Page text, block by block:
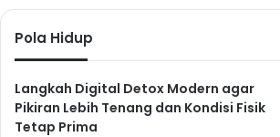
Pola Hidup
Langkah Digital Detox Modern agar
Pikiran Lebih Tenang dan Kondisi Fisik
Tetap Prima